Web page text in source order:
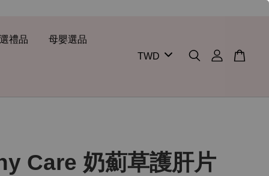
禮品 母嬰選品
Care 奶薊草護肝片